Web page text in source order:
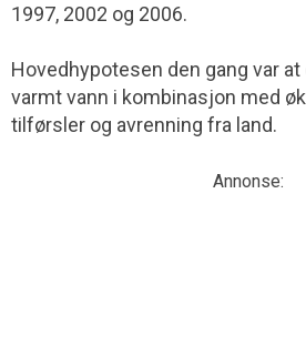
1997, 2002 og 2006.
Hovedhypotesen den gang var
varmt vann i kombinasjon med
tilførsler og avrenning fra land.
Annonse: